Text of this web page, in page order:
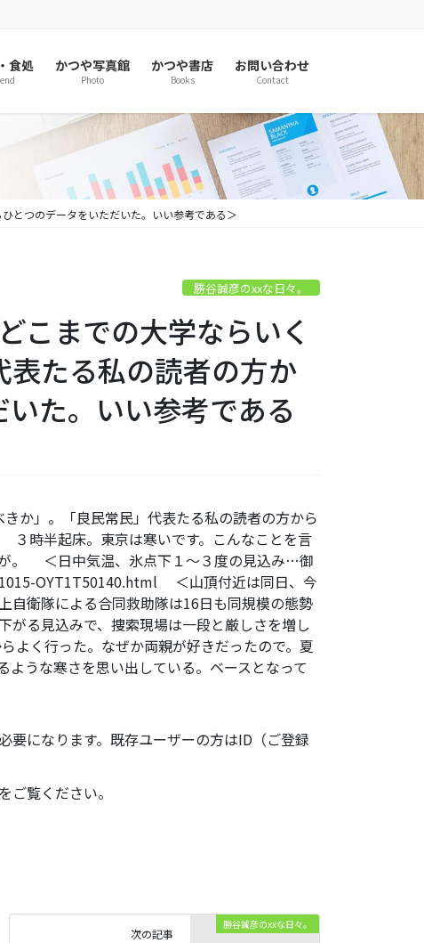
食処 かつや写真館
Photo
かつや書店
Books
お問い合わせ
Contact
とつのデータをいただいた。いい参考である＞
勝谷誠彦のxxな日々。
こまでの大学ならいく
たる私の読者の方か
た。いい参考である
か」。「良民常民」代表たる私の読者の方から
時半起床。東京は寒いです。こんなことを言
。 ＜日中気温、氷点下１～３度の見込み…御
OYT1T50140.html ＜山頂付近は同日、今
自衛隊による合同救助隊は16日も同規模の態勢
がる見込みで、捜索現場は一段と厳しさを増し
く行った。なぜか両親が好きだったので。夏
うな寒さを思い出している。ベースとなって
要になります。既存ユーザーの方はID（ご登録
をご覧ください。
勝谷誠彦のxxな日々。
次の記事